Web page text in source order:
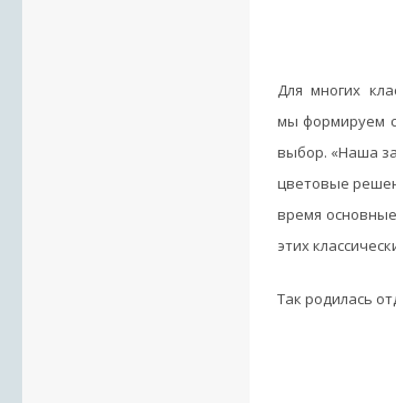
Для многих
мы формируем
выбор. «Наша
цветовые
время
этих
Так родилась